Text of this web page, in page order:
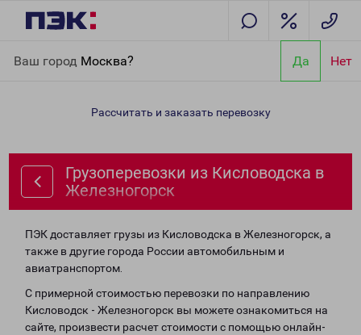
Ваш город Москва? Да Нет
Железногорск
Рассчитать и заказать перевозку
Грузоперевозки из Кисловодска в
Железногорск
ПЭК доставляет грузы из Кисловодска в Железногорск, а
также в другие города России автомобильным и
авиатранспортом.
С примерной стоимостью перевозки по направлению
Кисловодск - Железногорск вы можете ознакомиться на
сайте, произвести расчет стоимости с помощью онлайн-